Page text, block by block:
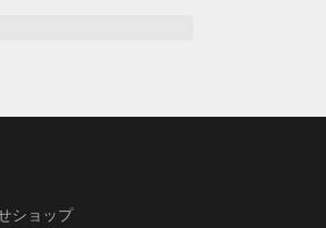
ショップ